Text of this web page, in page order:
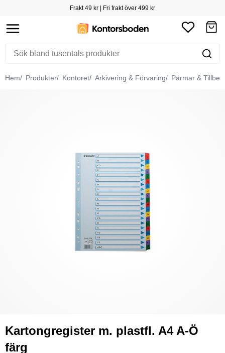
Frakt 49 kr | Fri frakt över 499 kr
Hem Produkter Kontoret Arkivering & Förvaring Pärmar &
Kartongregister m. plastfl. A4 A-Ö
färg